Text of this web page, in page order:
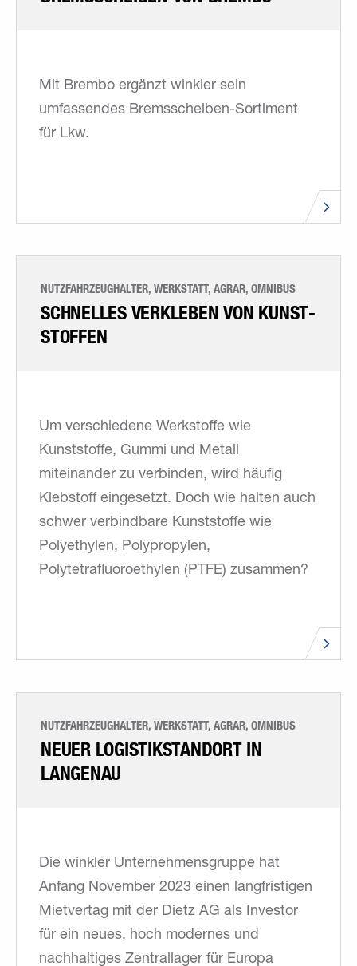
Mit Brembo ergänzt winkler sein
umfassendes Bremsscheiben-Sortiment
für Lkw.
NUTZFAHRZEUGHALTER, WERKSTATT, AGRAR, OMNIBUS
SCHNELLES VERKLEBEN VON KUNST­
STOFFEN
Um verschiedene Werkstoffe wie
Kunststoffe, Gummi und Metall
miteinander zu verbinden, wird häufig
Klebstoff eingesetzt. Doch wie halten auch
schwer verbindbare Kunststoffe wie
Polyethylen, Polypropylen,
Polytetrafluoroethylen (PTFE) zusammen?
NUTZFAHRZEUGHALTER, WERKSTATT, AGRAR, OMNIBUS
NEUER LOGISTIK­STANDORT IN
LANGENAU
Die winkler Unternehmensgruppe hat
Anfang November 2023 einen langfristigen
Mietvertag mit der Dietz AG als Investor
für ein neues, hoch modernes und
nachhaltiges Zentrallager für Europa